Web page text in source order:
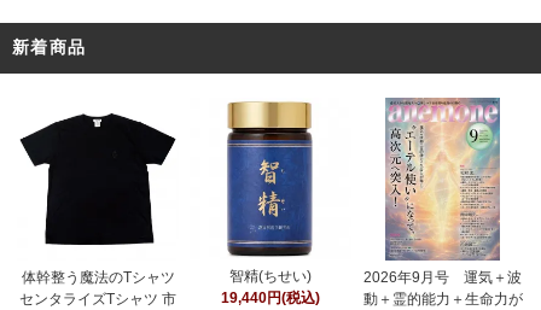
新着商品
体幹整う魔法のTシャツ
センタライズTシャツ 市
智精(ちせい)
19,440円(税込)
2026年9月号 運気＋波
動＋霊的能力＋生命力が